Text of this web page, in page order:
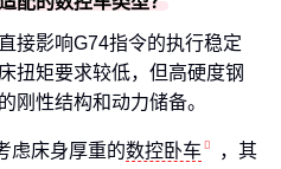
接影响G74指令的执行稳定
扭矩要求较低，但高硬度钢
刚性结构和动力储备。
虑床身厚重的数控卧车
，其